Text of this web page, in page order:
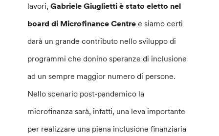
lavori,Gabriele Giuglietti è stato eletto nel
board di Microfinance Centre e siamo certi
darà un grande contributo nello sviluppo di
programmi che donino speranze di inclusione
ad un sempre maggior numero di persone.
Nello scenario post-pandemico la
microfinanza sarà, infatti, una leva importante
per realizzare una piena inclusione finanziaria